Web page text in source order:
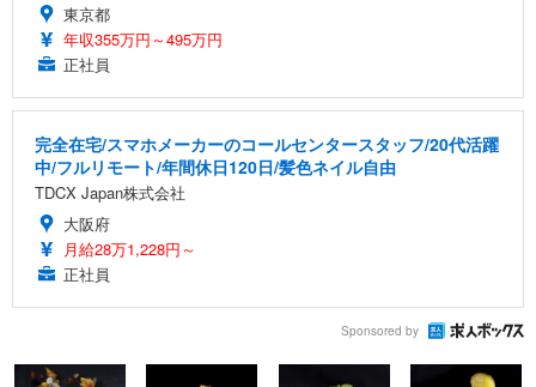
東京都
年収355万円～495万円
正社員
完全在宅/スマホメーカーのコールセンタースタッフ/20代活躍
中/フルリモート/年間休日120日/髪色ネイル自由
TDCX Japan株式会社
大阪府
月給28万1,228円～
正社員
Sponsored by